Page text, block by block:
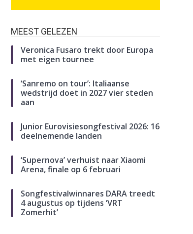
MEEST GELEZEN
Veronica Fusaro trekt door Europa
met eigen tournee
‘Sanremo on tour’: Italiaanse
wedstrijd doet in 2027 vier steden
aan
Junior Eurovisiesongfestival 2026: 16
deelnemende landen
‘Supernova’ verhuist naar Xiaomi
Arena, finale op 6 februari
Songfestivalwinnares DARA treedt
4 augustus op tijdens ‘VRT
Zomerhit’